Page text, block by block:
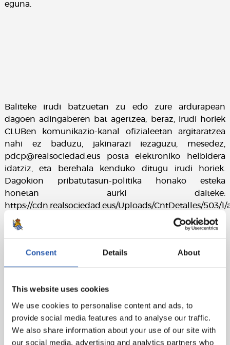
Consent Details About
This website uses cookies
We use cookies to personalise content and ads, to
provide social media features and to analyse our traffic.
We also share information about your use of our site with
our social media, advertising and analytics partners who
eguna.
Baliteke irudi batzuetan zu edo zure ardurapean
dagoen adingaberen bat agertzea; beraz, irudi horiek
CLUBen komunikazio-kanal ofizialeetan argitaratzea
nahi ez baduzu, jakinarazi iezaguzu, mesedez,
pdcp@realsociedad.eus posta elektroniko helbidera
idatziz, eta berehala kenduko ditugu irudi horiek.
Dagokion pribatutasun-politika honako esteka
honetan aurki daiteke:
https://cdn.realsociedad.eus/Uploads/CntDetalles/503/
c8f7-4b75-9eb4-d09362fb43cd.pdf